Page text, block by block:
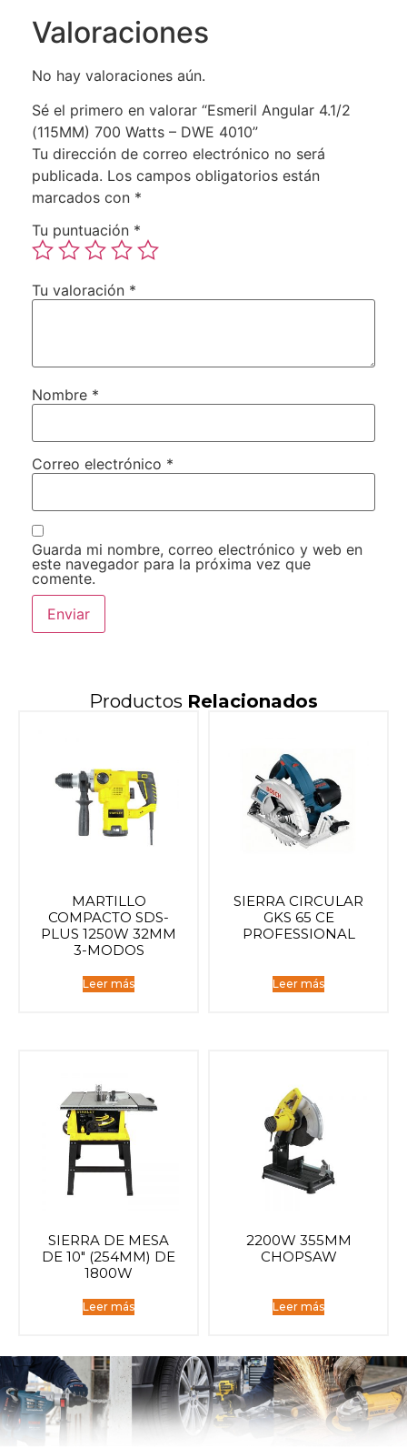
Valoraciones
No hay valoraciones aún.
Sé el primero en valorar “Esmeril Angular 4.1/2
(115MM) 700 Watts – DWE 4010”
Tu dirección de correo electrónico no será
publicada. Los campos obligatorios están
marcados con *
Tu puntuación *
Tu valoración *
Nombre *
Correo electrónico *
Guarda mi nombre, correo electrónico y web en
este navegador para la próxima vez que
comente.
Productos Relacionados
MARTILLO
COMPACTO SDS-
PLUS 1250W 32MM
3-MODOS
Leer más
SIERRA CIRCULAR
GKS 65 CE
PROFESSIONAL
Leer más
SIERRA DE MESA
DE 10″ (254MM) DE
1800W
Leer más
2200W 355MM
CHOPSAW
Leer más